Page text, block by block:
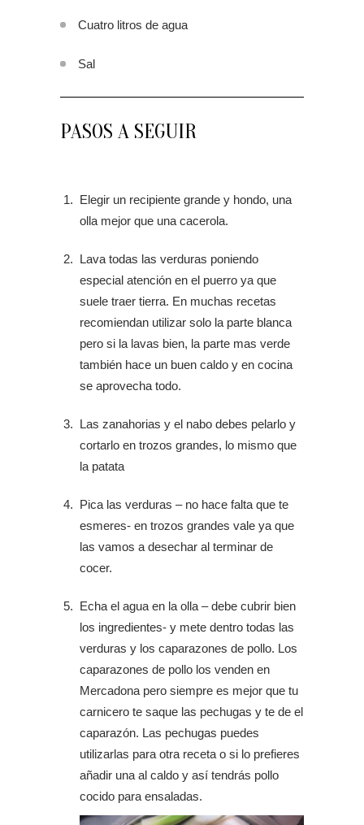
Cuatro litros de agua
Sal
PASOS A SEGUIR
Elegir un recipiente grande y hondo, una
olla mejor que una cacerola.
Lava todas las verduras poniendo
especial atención en el puerro ya que
suele traer tierra. En muchas recetas
recomiendan utilizar solo la parte blanca
pero si la lavas bien, la parte mas verde
también hace un buen caldo y en cocina
se aprovecha todo.
Las zanahorias y el nabo debes pelarlo y
cortarlo en trozos grandes, lo mismo que
la patata
Pica las verduras – no hace falta que te
esmeres- en trozos grandes vale ya que
las vamos a desechar al terminar de
cocer.
Echa el agua en la olla – debe cubrir bien
los ingredientes- y mete dentro todas las
verduras y los caparazones de pollo. Los
caparazones de pollo los venden en
Mercadona pero siempre es mejor que tu
carnicero te saque las pechugas y te de el
caparazón. Las pechugas puedes
utilizarlas para otra receta o si lo prefieres
añadir una al caldo y así tendrás pollo
cocido para ensaladas.